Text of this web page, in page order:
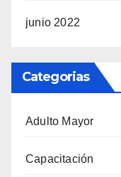
junio 2022
Categorias
Adulto Mayor
Capacitación